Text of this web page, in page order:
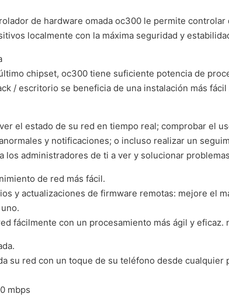
de hardware omada oc300 le permite
localmente con la máxima seguridad y
chipset, oc300 tiene suficiente potencia de
/ escritorio se beneficia de una instalación más
el estado de su red en tiempo real; comprobar el
y notificaciones; o incluso realizar un
los administradores de ti a ver y solucionar
de red más fácil.
y actualizaciones de firmware remotas: mejore el
fácilmente con un procesamiento más ágil y eficaz.
su red con un toque de su teléfono desde cualquier
mbps